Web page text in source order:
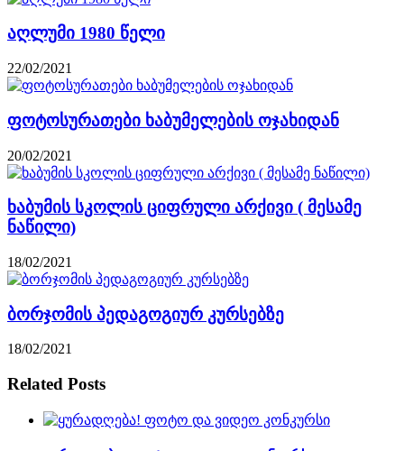
აღლუმი 1980 წელი
22/02/2021
ფოტოსურათები ხაბუმელების ოჯახიდან
20/02/2021
ხაბუმის სკოლის ციფრული არქივი ( მესამე
ნაწილი)
18/02/2021
ბორჯომის პედაგოგიურ კურსებზე
18/02/2021
Related Posts